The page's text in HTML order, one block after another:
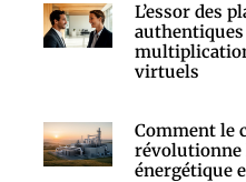
L’essor des
authentiques
virtuels
Comment le
énergétique